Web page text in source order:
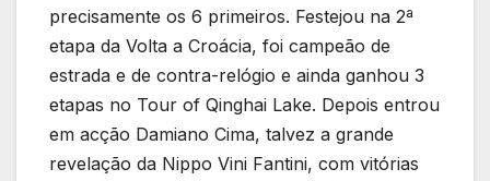
precisamente os 6 primeiros. Festejou na 2ª
etapa da Volta a Croácia, foi campeão de
estrada e de contra-relógio e ainda ganhou 3
etapas no Tour of Qinghai Lake. Depois entrou
em acção Damiano Cima, talvez a grande
revelação da Nippo Vini Fantini, com vitórias